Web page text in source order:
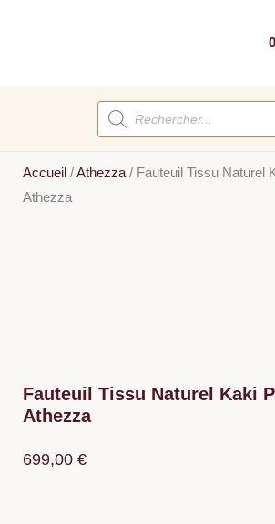
Recherche
de
produits
Accueil /Athezza / Fauteuil Tissu Naturel
Athezza
Fauteuil Tissu Naturel Kaki
Athezza
699,00 €